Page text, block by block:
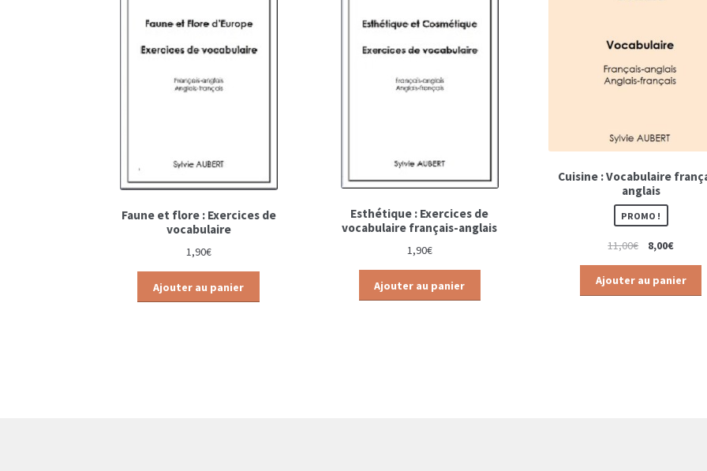
Faune et flore : Exercices de
vocabulaire
1,90€
Ajouter au panier
Esthétique : Exercices de
vocabulaire français-anglais
1,90€
Ajouter au panier
Cuisine : Vocabulaire
anglais
PROMO !
11,00€ 8,00€
Ajouter au panier